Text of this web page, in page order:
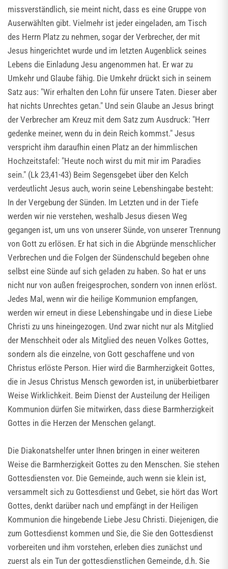
missverständlich, sie meint nicht, dass es eine Gruppe von
Auserwählten gibt. Vielmehr ist jeder eingeladen, am Tisch
des Herrn Platz zu nehmen, sogar der Verbrecher, der mit
Jesus hingerichtet wurde und im letzten Augenblick seines
Lebens die Einladung Jesu angenommen hat. Er war zu
Umkehr und Glaube fähig. Die Umkehr drückt sich in seinem
Satz aus: "Wir erhalten den Lohn für unsere Taten. Dieser aber
hat nichts Unrechtes getan." Und sein Glaube an Jesus bringt
der Verbrecher am Kreuz mit dem Satz zum Ausdruck: "Herr
gedenke meiner, wenn du in dein Reich kommst." Jesus
verspricht ihm daraufhin einen Platz an der himmlischen
Hochzeitstafel: "Heute noch wirst du mit mir im Paradies
sein." (Lk 23,41-43) Beim Segensgebet über den Kelch
verdeutlicht Jesus auch, worin seine Lebenshingabe besteht:
In der Vergebung der Sünden. Im Letzten und in der Tiefe
werden wir nie verstehen, weshalb Jesus diesen Weg
gegangen ist, um uns von unserer Sünde, von unserer Trennung
von Gott zu erlösen. Er hat sich in die Abgründe menschlicher
Verbrechen und die Folgen der Sündenschuld begeben ohne
selbst eine Sünde auf sich geladen zu haben. So hat er uns
nicht nur von außen freigesprochen, sondern von innen erlöst.
Jedes Mal, wenn wir die heilige Kommunion empfangen,
werden wir erneut in diese Lebenshingabe und in diese Liebe
Christi zu uns hineingezogen. Und zwar nicht nur als Mitglied
der Menschheit oder als Mitglied des neuen Volkes Gottes,
sondern als die einzelne, von Gott geschaffene und von
Christus erlöste Person. Hier wird die Barmherzigkeit Gottes,
die in Jesus Christus Mensch geworden ist, in unüberbietbarer
Weise Wirklichkeit. Beim Dienst der Austeilung der Heiligen
Kommunion dürfen Sie mitwirken, dass diese Barmherzigkeit
Gottes in die Herzen der Menschen gelangt.
Die Diakonatshelfer unter Ihnen bringen in einer weiteren
Weise die Barmherzigkeit Gottes zu den Menschen. Sie stehen
Gottesdiensten vor. Die Gemeinde, auch wenn sie klein ist,
versammelt sich zu Gottesdienst und Gebet, sie hört das Wort
Gottes, denkt darüber nach und empfängt in der Heiligen
Kommunion die hingebende Liebe Jesu Christi. Diejenigen, die
zum Gottesdienst kommen und Sie, die Sie den Gottesdienst
vorbereiten und ihm vorstehen, erleben dies zunächst und
zuerst als ein Tun der gottesdienstlichen Gemeinde, d.h. Sie